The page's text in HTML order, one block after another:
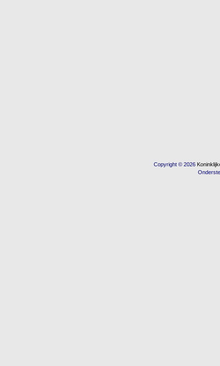
Copyright © 2026